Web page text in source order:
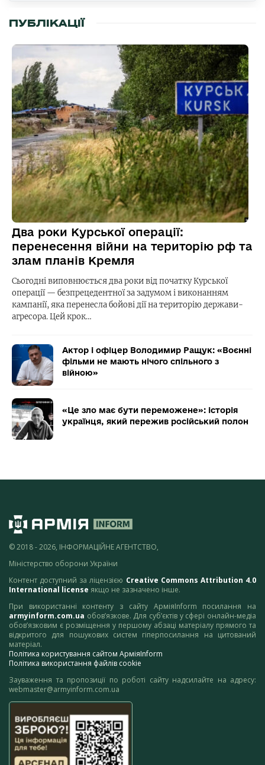
ПУБЛІКАЦІЇ
Два роки Курської операції:
перенесення війни на територію рф та
злам планів Кремля
Сьогодні виповнюється два роки від початку Курської
операції — безпрецедентної за задумом і виконанням
кампанії, яка перенесла бойові дії на територію держави-
агресора. Цей крок…
Актор і офіцер Володимир Ращук: «Воєнні
фільми не мають нічого спільного з
війною»
«Це зло має бути переможене»: історія
українця, який пережив російський полон
© 2018 - 2026, ІНФОРМАЦІЙНЕ АГЕНТСТВО,
Міністерство оборони України
Контент доступний за ліцензією Creative Commons Attribution 4.0
International license якщо не зазначено інше.
При використанні контенту з сайту АрміяInform посилання на
armyinform.com.ua обов’язкове. Для суб’єктів у сфері онлайн-медіа
обов’язковим є розміщення у першому абзаці матеріалу прямого та
відкритого для пошукових систем гіперпосилання на цитований
матеріал.
Політика користування сайтом АрміяInform
Політика використання файлів cookie
Зауваження та пропозиції по роботі сайту надсилайте на адресу:
webmaster@armyinform.com.ua